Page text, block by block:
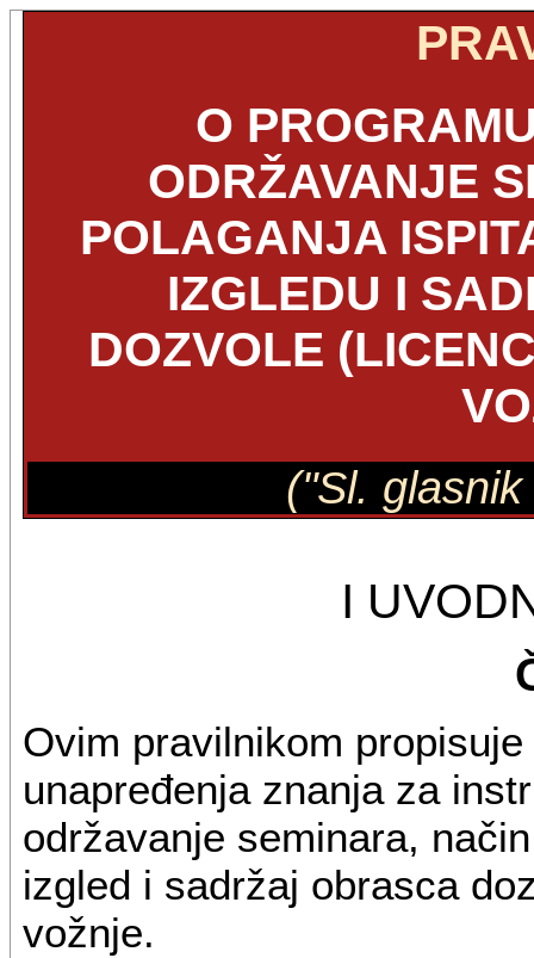
O
ODRŽAVANJE
POLAGANJA
IZGLEDU I
DOZVOLE
("Sl.
I
Ovim pravilnikom
unapređenja znanja za
održavanje seminara,
izgled i sadržaj obrasca
vožnje.